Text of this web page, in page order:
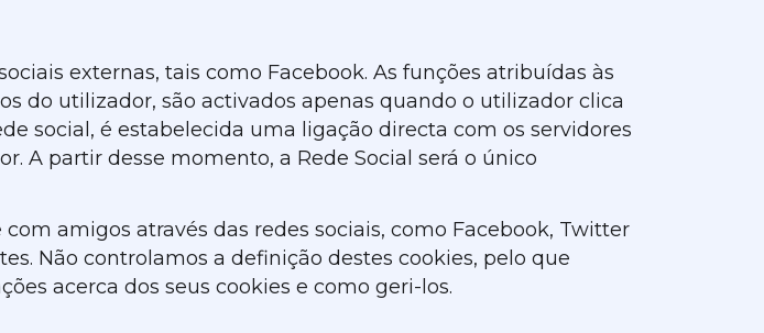
externas, tais como Facebook. As funções atribuídas às
do utilizador, são activados apenas quando o utilizador clica
social, é estabelecida uma ligação directa com os servidores
A partir desse momento, a Rede Social será o único
amigos através das redes sociais, como Facebook, Twitter
Não controlamos a definição destes cookies, pelo que
acerca dos seus cookies e como geri-los.